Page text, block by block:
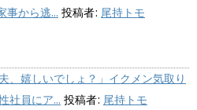
事から逃... 投稿者: 尾持トモ
、嬉しいでしょ？」イクメン気取り
社員にア... 投稿者: 尾持トモ